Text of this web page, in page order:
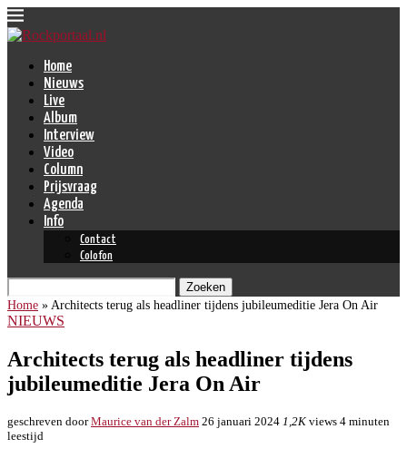
Home
Nieuws
Live
Album
Interview
Video
Column
Prijsvraag
Agenda
Info
Contact
Colofon
Zoeken
Home » Architects terug als headliner tijdens jubileumeditie Jera On Air
NIEUWS
Architects terug als headliner tijdens
jubileumeditie Jera On Air
geschreven doorMaurice van der Zalm 26 januari 2024 1,2K views 4 minuten
leestijd